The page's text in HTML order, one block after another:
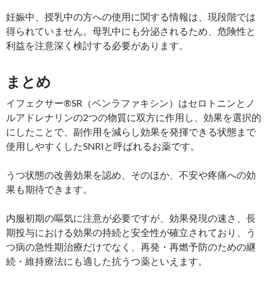
妊娠中、授乳中の方への使用に関する情報は、現段階では
得られていません。母乳中にも分泌されるため、危険性と
利益を注意深く検討する必要があります。
まとめ
イフェクサー®SR（ベンラファキシン）はセロトニンとノ
ルアドレナリンの2つの物質に双方に作用し、効果を選択的
にしたことで、副作用を減らし効果を発揮できる状態まで
使用しやすくしたSNRIと呼ばれるお薬です。
うつ状態の改善効果を認め、そのほか、不安や疼痛への効
果も期待できます。
内服初期の嘔気に注意が必要ですが、効果発現の速さ、長
期投与における効果の持続と安全性が確立されており、う
つ病の急性期治療だけでなく、再発・再燃予防のための継
続・維持療法にも適した抗うつ薬といえます。